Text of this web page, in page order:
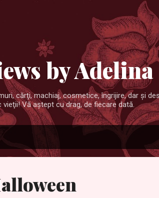
by Adelina
cărţi, machiaj, cosmetice, îngrijire, dar şi
vieţii! Vă aştept cu drag, de fiecare dată.